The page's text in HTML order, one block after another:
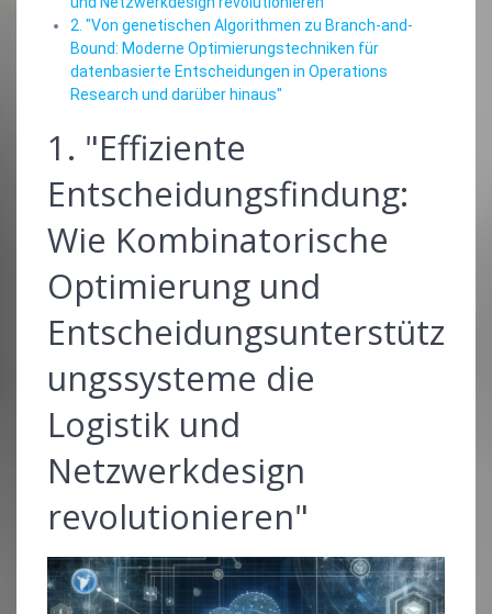
2. "Von genetischen Algorithmen zu Branch-and-
Bound: Moderne Optimierungstechniken für
datenbasierte Entscheidungen in Operations
Research und darüber hinaus"
1. "Effiziente
Entscheidungsfindung:
Wie Kombinatorische
Optimierung und
Entscheidungsunterstütz
ungssysteme die
Logistik und
Netzwerkdesign
revolutionieren"